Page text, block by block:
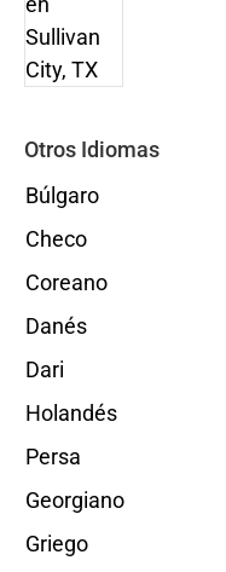
Otros Idiomas
Búlgaro
Checo
Coreano
Danés
Dari
Holandés
Persa
Georgiano
Griego